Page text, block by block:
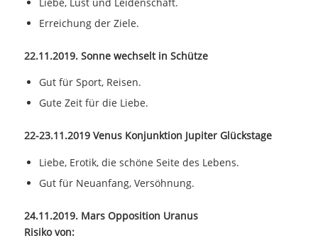
Erreichung der Ziele.
22.11.2019. Sonne wechselt in Schütze
Gut für Sport, Reisen.
Gute Zeit für die Liebe.
22-23.11.2019 Venus Konjunktion Jupiter Glückstage
Liebe, Erotik, die schöne Seite des Lebens.
Gut für Neuanfang, Versöhnung.
24.11.2019. Mars Opposition Uranus
Risiko von: